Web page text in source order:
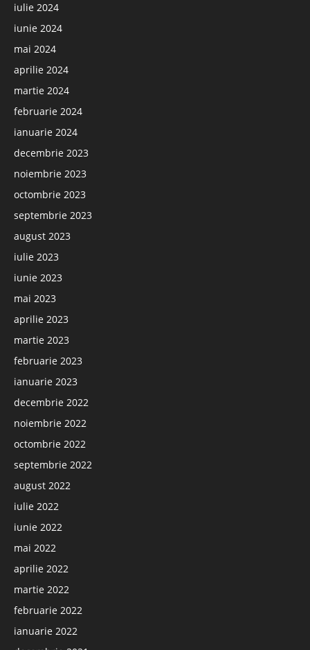
iulie 2024
iunie 2024
mai 2024
aprilie 2024
martie 2024
februarie 2024
ianuarie 2024
decembrie 2023
noiembrie 2023
octombrie 2023
septembrie 2023
august 2023
iulie 2023
iunie 2023
mai 2023
aprilie 2023
martie 2023
februarie 2023
ianuarie 2023
decembrie 2022
noiembrie 2022
octombrie 2022
septembrie 2022
august 2022
iulie 2022
iunie 2022
mai 2022
aprilie 2022
martie 2022
februarie 2022
ianuarie 2022